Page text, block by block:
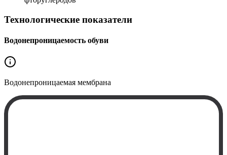
Технологические показатели
Водонепроницаемость обуви
Водонепроницаемая мембрана